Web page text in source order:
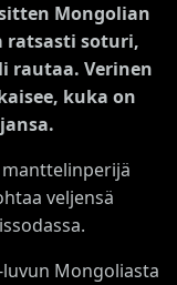
Mongolian
ratsasti soturi,
rautaa. Verinen
kuka on
veljensä
Mongoliasta